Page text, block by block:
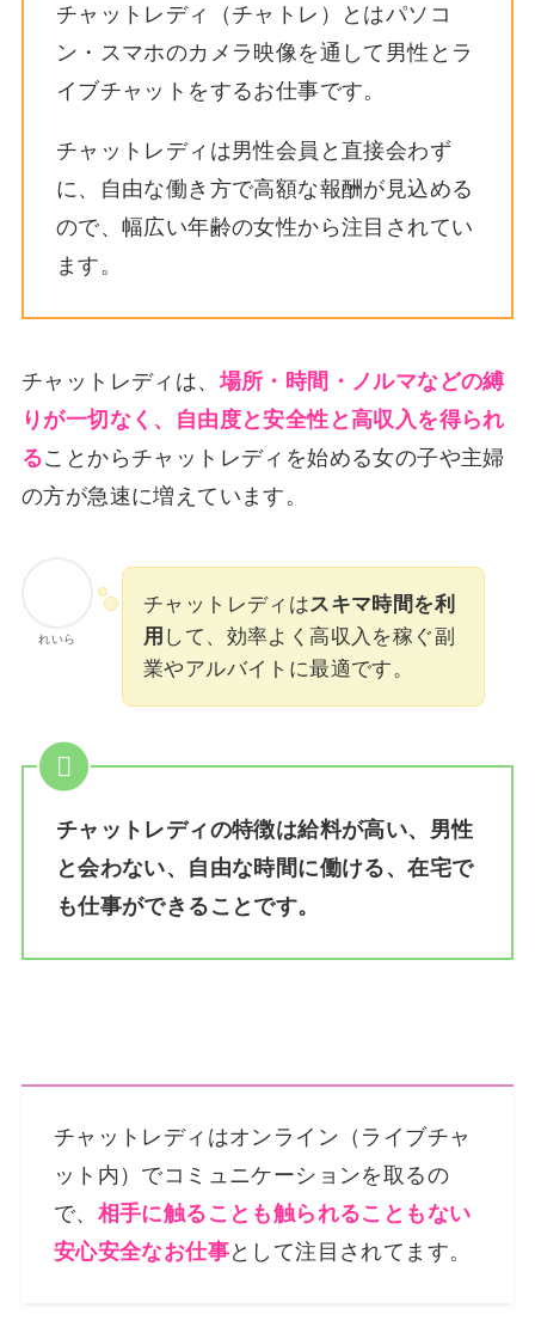
チャットレディ（チャトレ）とはパソコ
ン・スマホのカメラ映像を通して男性とラ
イブチャットをするお仕事です。
チャットレディは男性会員と直接会わず
に、自由な働き方で高額な報酬が見込める
ので、幅広い年齢の女性から注目されてい
ます。
チャットレディは、場所・時間・ノルマなどの縛
りが一切なく、自由度と安全性と高収入を得られ
ることからチャットレディを始める女の子や主婦
の方が急速に増えています。
れいら
チャットレディはスキマ時間を利
用 して、効率よく高収入を稼ぐ副
業やアルバイトに最適です。
チャットレディの特徴は給料が高い、男性
と会わない、自由な時間に働ける、在宅で
も仕事ができることです。
チャットレディはオンライン（ライブチャ
ット内）でコミュニケーションを取るの
で、 相手に触ることも触られることもない
安心安全なお仕事として注目されてます。